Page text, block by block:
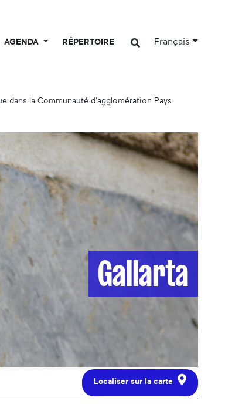
AGENDA RÉPERTOIRE Français
dans la Communauté d'agglomération Pays
Gallarta
Localiser sur la carte